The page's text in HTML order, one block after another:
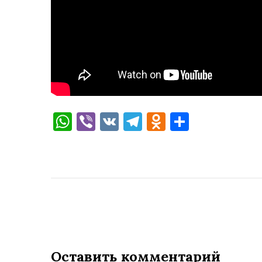
WhatsApp
Viber
VK Telegram
Оставить комментарий